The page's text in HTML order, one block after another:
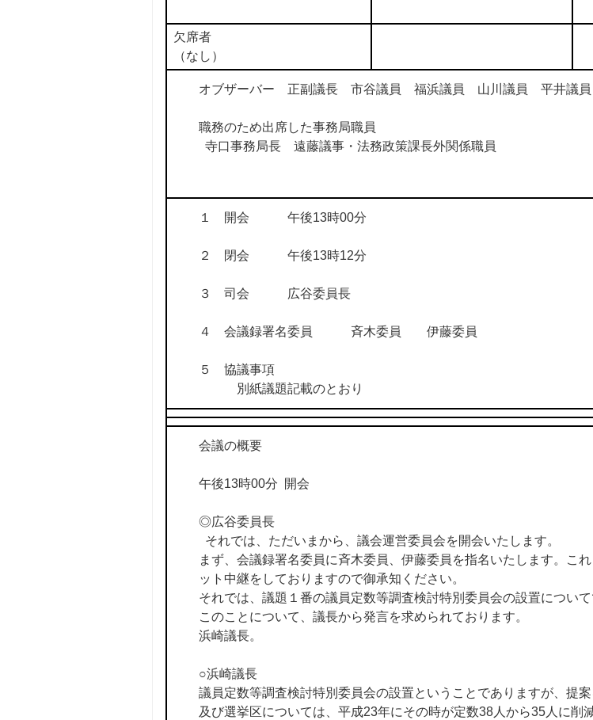
欠席者
（なし）
オブザーバー 正副議長 市谷議員 福浜議員 山川議員 平井議
職務のため出席した事務局職員
寺口事務局長 遠藤議事・法務政策課長外関係職員
１ 開会 午後13時00分
２ 閉会 午後13時12分
３ 司会 広谷委員長
４ 会議録署名委員 斉木委員 伊藤委員
５ 協議事項
別紙議題記載のとおり
会議の概要
午後13時00分 開会
◎広谷委員長
それでは、ただいまから、議会運営委員会を開会いたします。
まず、会議録署名委員に斉木委員、伊藤委員を指名いたします。こ
ット中継をしておりますので御承知ください。
それでは、議題１番の議員定数等調査検討特別委員会の設置につい
このことについて、議長から発言を求められております。
浜崎議長。
○浜崎議長
議員定数等調査検討特別委員会の設置ということでありますが、提
及び選挙区については、平成23年にその時が定数38人から35人に削